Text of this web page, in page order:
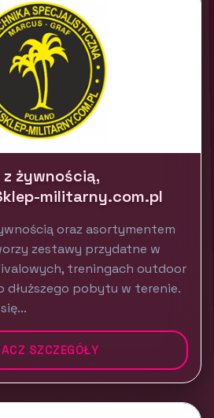
żywnością,
militarny.com.pl
oraz asortymentem
zestawy przydatne w
treningach outdoor
dłuższego pobytu w terenie.
SZCZEGÓŁY